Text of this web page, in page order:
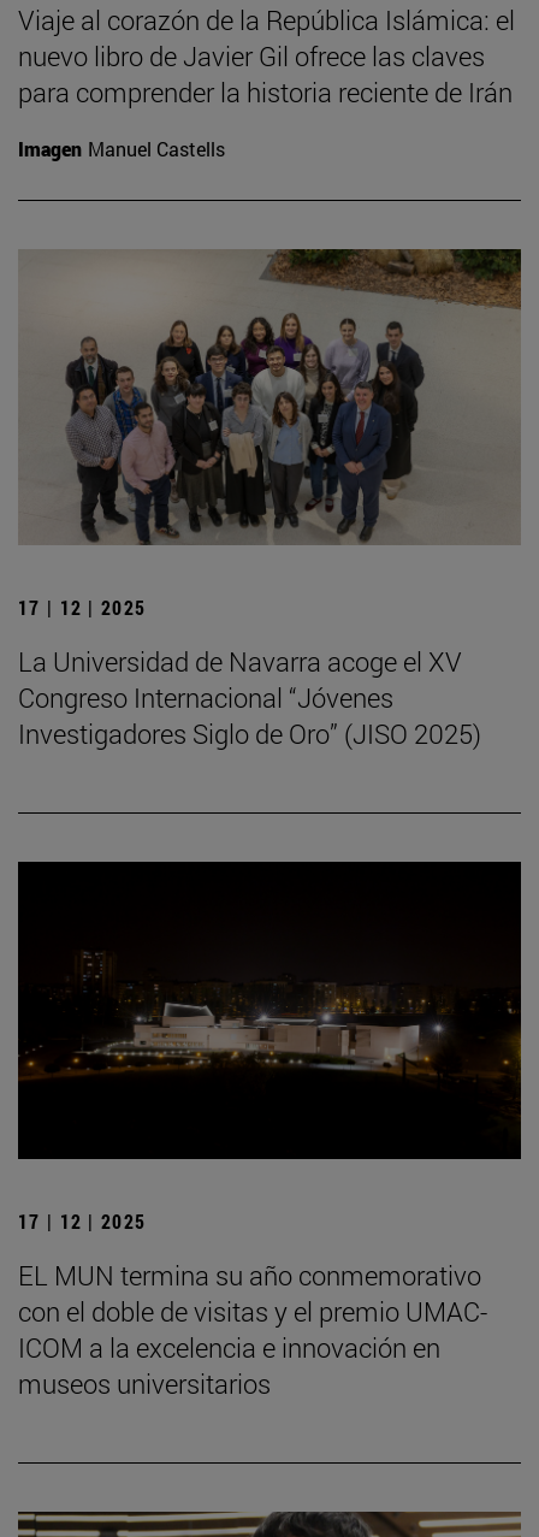
Viaje al corazón de la República Islámica: el
nuevo libro de Javier Gil ofrece las claves
para comprender la historia reciente de Irán
Imagen Manuel Castells
17 | 12 | 2025
La Universidad de Navarra acoge el XV
Congreso Internacional “Jóvenes
Investigadores Siglo de Oro” (JISO 2025)
17 | 12 | 2025
EL MUN termina su año conmemorativo
con el doble de visitas y el premio UMAC-
ICOM a la excelencia e innovación en
museos universitarios